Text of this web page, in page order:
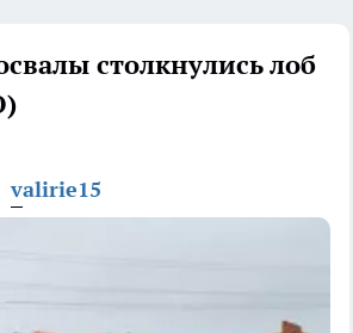
столкнулись лоб
valirie15